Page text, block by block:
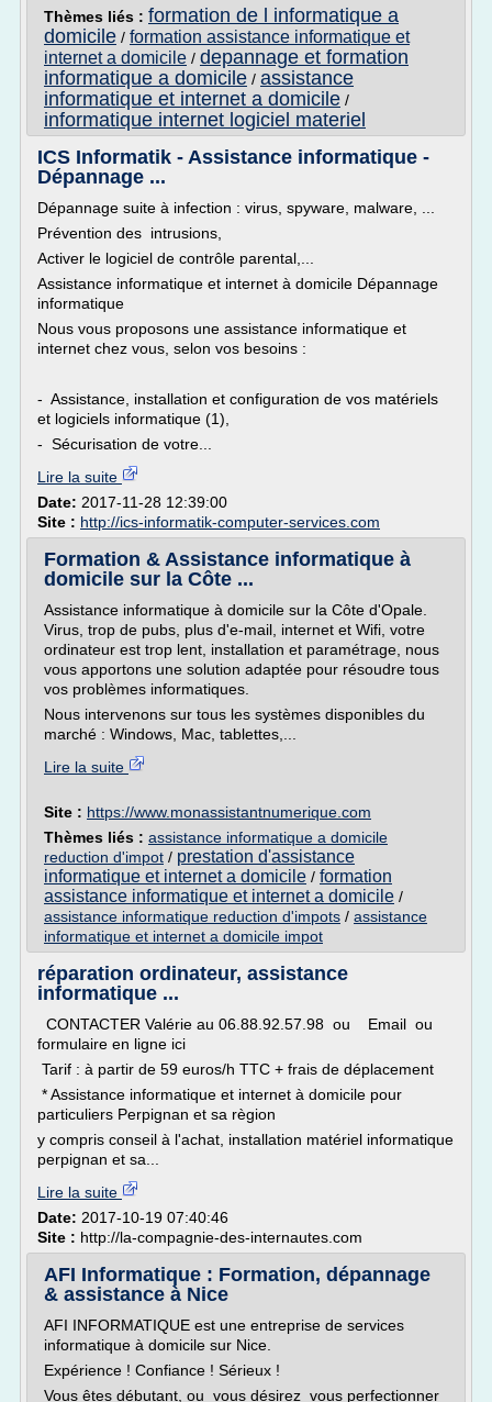
Thèmes liés : formation de l informatique a
domicile / formation assistance informatique et
internet a domicile / depannage et formation
informatique a domicile / assistance
informatique et internet a domicile /
informatique internet logiciel materiel
ICS Informatik - Assistance informatique -
Dépannage ...
Dépannage suite à infection : virus, spyware, malware, ...
Prévention des intrusions,
Activer le logiciel de contrôle parental,...
Assistance informatique et internet à domicile Dépannage
informatique
Nous vous proposons une assistance informatique et
internet chez vous, selon vos besoins :
- Assistance, installation et configuration de vos matériels
et logiciels informatique (1),
- Sécurisation de votre...
Lire la suite
Date: 2017-11-28 12:39:00
Site : http://ics-informatik-computer-services.com
Formation & Assistance informatique à
domicile sur la Côte ...
Assistance informatique à domicile sur la Côte d'Opale.
Virus, trop de pubs, plus d'e-mail, internet et Wifi, votre
ordinateur est trop lent, installation et paramétrage, nous
vous apportons une solution adaptée pour résoudre tous
vos problèmes informatiques.
Nous intervenons sur tous les systèmes disponibles du
marché : Windows, Mac, tablettes,...
Lire la suite
Site : https://www.monassistantnumerique.com
Thèmes liés : assistance informatique a domicile
reduction d'impot / prestation d'assistance
informatique et internet a domicile / formation
assistance informatique et internet a domicile /
assistance informatique reduction d'impots / assistance
informatique et internet a domicile impot
réparation ordinateur, assistance
informatique ...
CONTACTER Valérie au 06.88.92.57.98 ou Email ou
formulaire en ligne ici
Tarif : à partir de 59 euros/h TTC + frais de déplacement
* Assistance informatique et internet à domicile pour
particuliers Perpignan et sa règion
y compris conseil à l'achat, installation matériel informatique
perpignan et sa...
Lire la suite
Date: 2017-10-19 07:40:46
Site : http://la-compagnie-des-internautes.com
AFI Informatique : Formation, dépannage
& assistance à Nice
AFI INFORMATIQUE est une entreprise de services
informatique à domicile sur Nice.
Expérience ! Confiance ! Sérieux !
Vous êtes débutant, ou vous désirez vous perfectionner